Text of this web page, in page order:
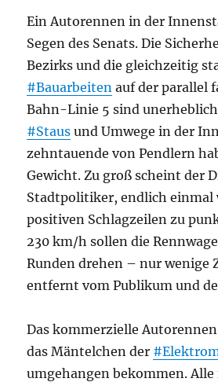
Ein Autorennen in der
Segen des Senats. Die
Bezirks und die gleichzeitig
#Bauarbeiten auf der parallel
Bahn-Linie 5 sind
#Staus und Umwege in der
zehntauende von Pendlern
Gewicht. Zu groß scheint der
Stadtpolitiker, endlich einmal
positiven Schlagzeilen zu
230 km/h sollen die
Runden drehen – nur wenige
entfernt vom Publikum und
Das kommerzielle
das Mäntelchen der
umgehangen bekommen. Alle